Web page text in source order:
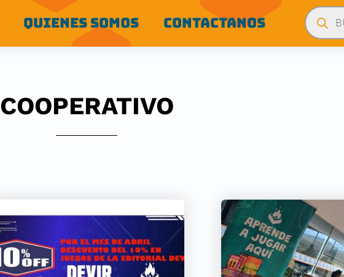
QUIENES SOMOS CONTACTANOS
Búsqueda
de
productos
COOPERATIVO